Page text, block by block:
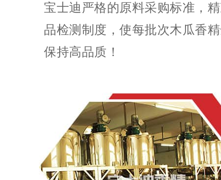
宝士迪严格的原料采购标准，
品检测制度，使每批次木瓜香
保持高品质！